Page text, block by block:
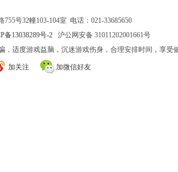
号32幢103-104室 电话：021-33685650
备13038289号-2 沪公网安备 31011202001661号
适度游戏益脑，沉迷游戏伤身，合理安排时间，享受
加关注 加微信好友